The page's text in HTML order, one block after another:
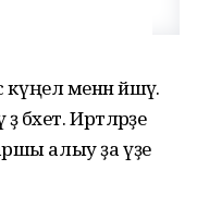
менән йәшәү.
Иртәләрҙе
алыу ҙа үҙе